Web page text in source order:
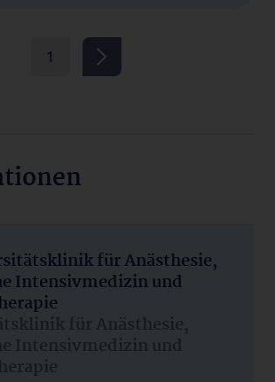
1
für Anästhesie,
Intensivmedizin und
für Anästhesie,
Intensivmedizin und